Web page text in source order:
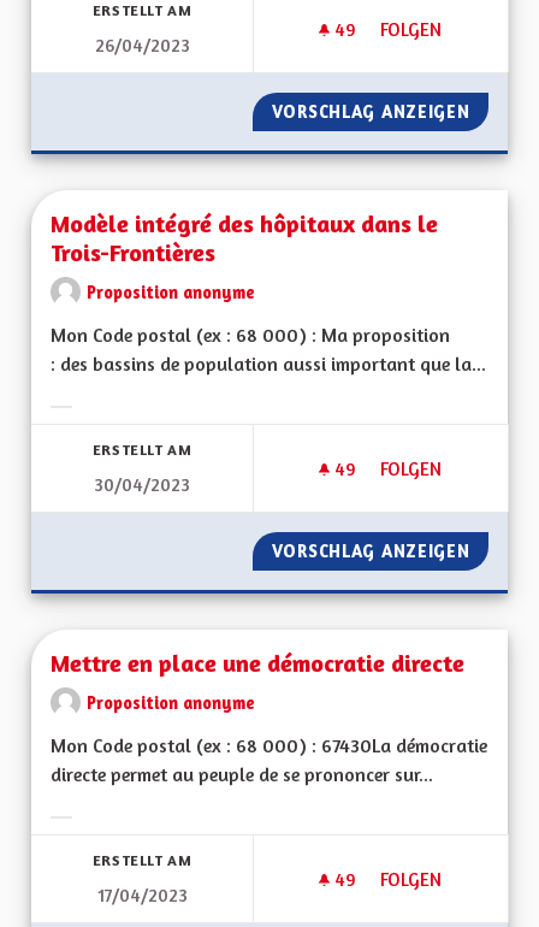
ERSTELLT AM
26/04/2023
49 49 FOLLOWER
FOLGEN
MOTIVATIONS
VORSCHLAG ANZEIGEN
Modèle intégré des hôpitaux dans le
Trois-Frontières
Proposition anonyme
Mon Code postal (ex : 68 000) : Ma proposition
: des bassins de population aussi important que la...
ERSTELLT AM
30/04/2023
49 49 FOLLOWER
FOLGEN
MODÈLE INTÉGRÉ
VORSCHLAG ANZEIGEN
Mettre en place une démocratie directe
Proposition anonyme
Mon Code postal (ex : 68 000) : 67430La démocratie
directe permet au peuple de se prononcer sur...
ERSTELLT AM
17/04/2023
49 49 FOLLOWER
FOLGEN
METTRE EN PLACE